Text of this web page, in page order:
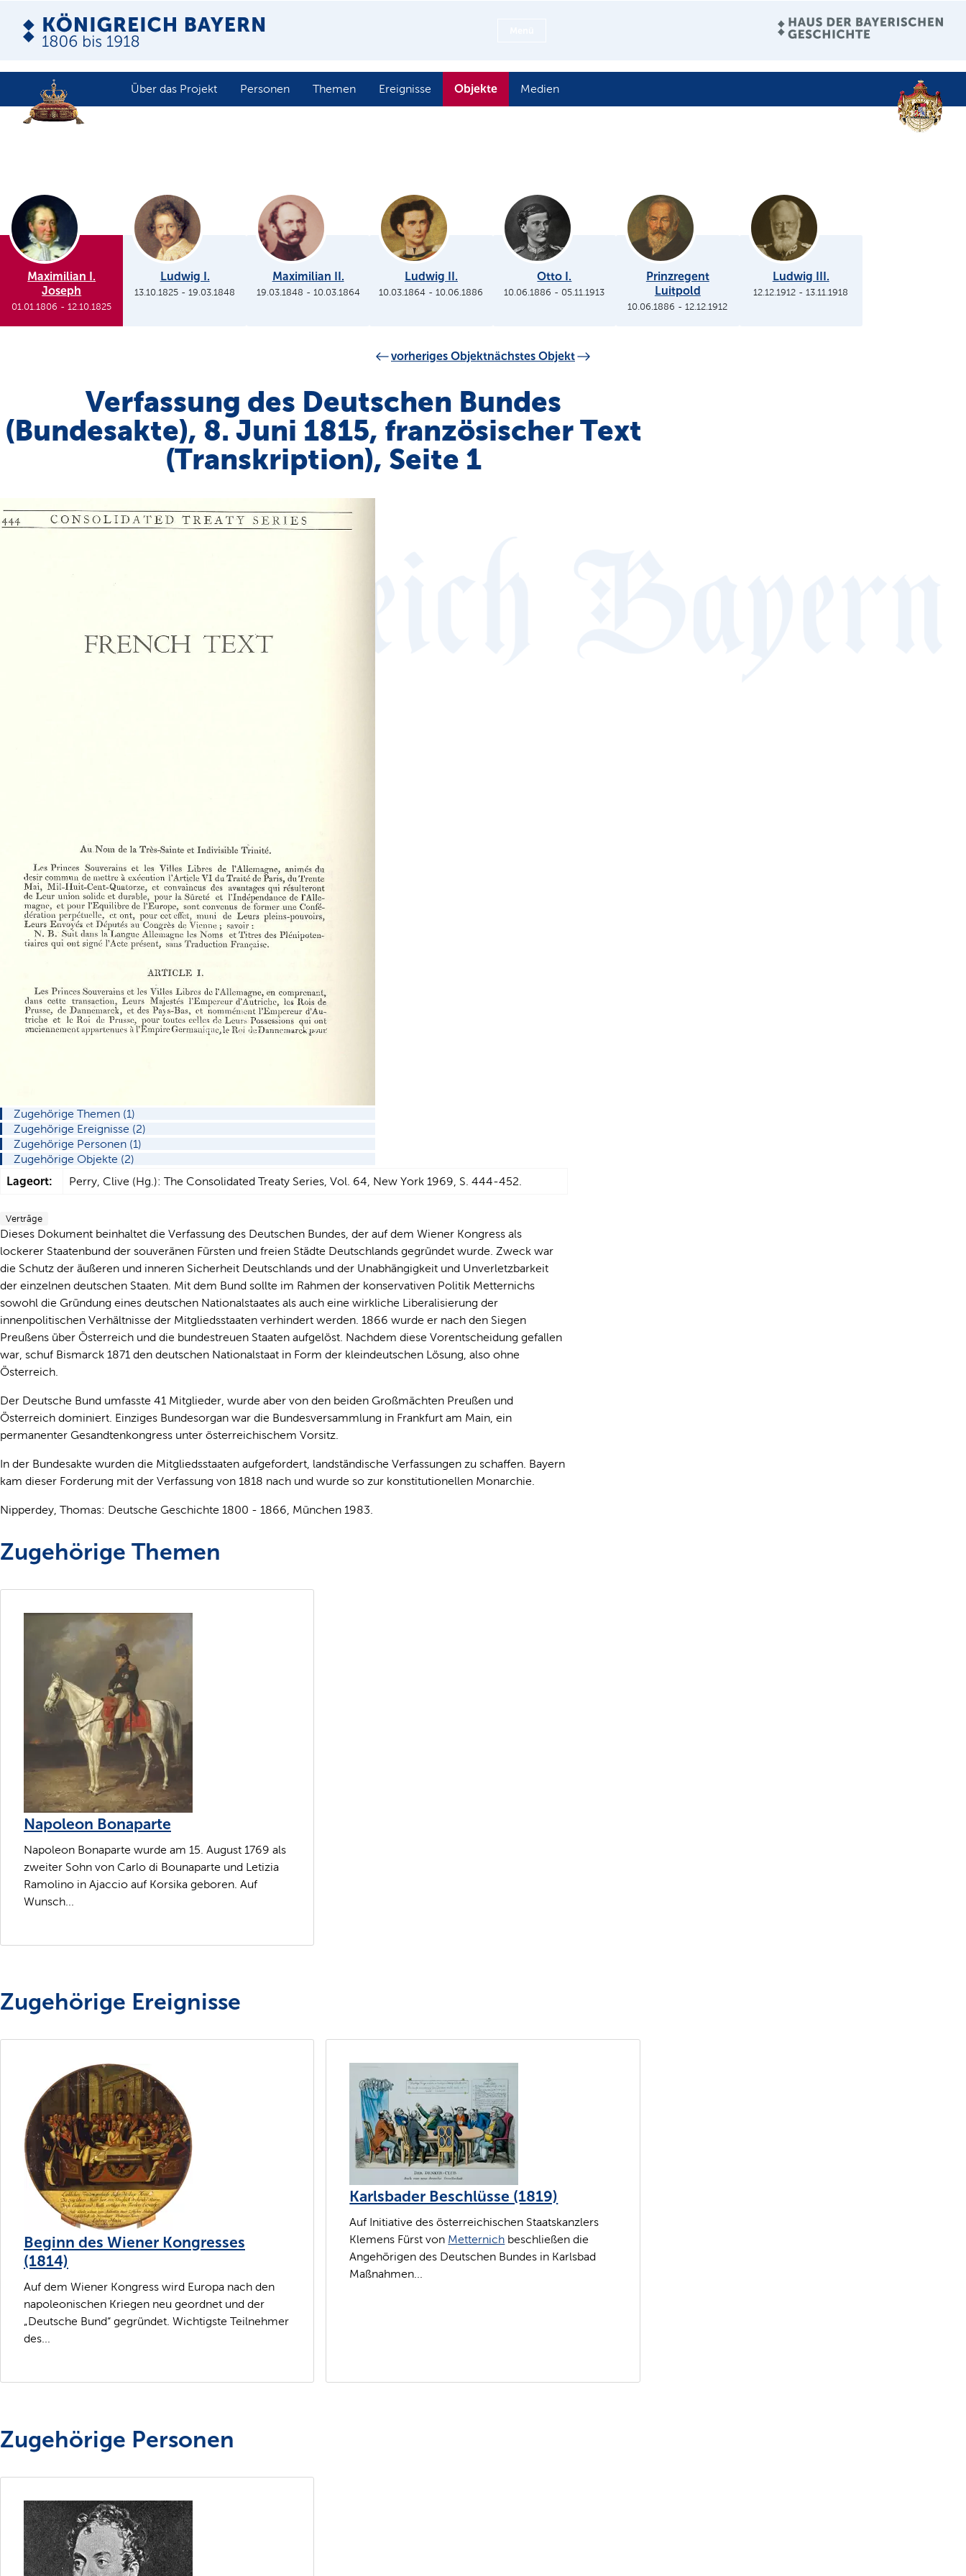
Über das Projekt Personen Themen Ereignisse Objekte Medien
Maximilian I.
Joseph
01.01.1806 -12.10.1825
Ludwig I.
13.10.1825 -19.03.1848
Maximilian II.
19.03.1848 - 10.03.1864
Ludwig II.
10.03.1864 -10.06.1886
Otto I.
10.06.1886 - 05.11.1913
Prinzregent
Luitpold
10.06.1886 -12.12.1912
Ludwig III.
12.12.1912 -13.11.1918
vorheriges Objektnächstes Objekt
Verfassung des Deutschen Bundes
(Bundesakte), 8. Juni 1815, französischer Text
(Transkription), Seite 1
Zugehörige Themen (1)
Zugehörige Ereignisse (2)
Zugehörige Personen (1)
Zugehörige Objekte (2)
Lageort: Perry, Clive (Hg.): The Consolidated Treaty Series, Vol. 64, New York 1969, S. 444-452.
Verträge
Dieses Dokument beinhaltet die Verfassung des Deutschen Bundes, der auf dem Wiener Kongress als
lockerer Staatenbund der souveränen Fürsten und freien Städte Deutschlands gegründet wurde. Zweck war
die Schutz der äußeren und inneren Sicherheit Deutschlands und der Unabhängigkeit und Unverletzbarkeit
der einzelnen deutschen Staaten. Mit dem Bund sollte im Rahmen der konservativen Politik Metternichs
sowohl die Gründung eines deutschen Nationalstaates als auch eine wirkliche Liberalisierung der
innenpolitischen Verhältnisse der Mitgliedsstaaten verhindert werden. 1866 wurde er nach den Siegen
Preußens über Österreich und die bundestreuen Staaten aufgelöst. Nachdem diese Vorentscheidung gefallen
war, schuf Bismarck 1871 den deutschen Nationalstaat in Form der kleindeutschen Lösung, also ohne
Österreich.
Der Deutsche Bund umfasste 41 Mitglieder, wurde aber von den beiden Großmächten Preußen und
Österreich dominiert. Einziges Bundesorgan war die Bundesversammlung in Frankfurt am Main, ein
permanenter Gesandtenkongress unter österreichischem Vorsitz.
In der Bundesakte wurden die Mitgliedsstaaten aufgefordert, landständische Verfassungen zu schaffen. Bayern
kam dieser Forderung mit der Verfassung von 1818 nach und wurde so zur konstitutionellen Monarchie.
Nipperdey, Thomas: Deutsche Geschichte 1800 - 1866, München 1983.
Zugehörige Themen
Napoleon Bonaparte
Napoleon Bonaparte wurde am 15. August 1769 als
zweiter Sohn von Carlo di Bounaparte und Letizia
Ramolino in Ajaccio auf Korsika geboren. Auf
Wunsch...
Zugehörige Ereignisse
Beginn des Wiener Kongresses
(1814)
Auf dem Wiener Kongress wird Europa nach den
napoleonischen Kriegen neu geordnet und der
„Deutsche Bund“ gegründet. Wichtigste Teilnehmer
des...
Karlsbader Beschlüsse (1819)
Auf Initiative des österreichischen Staatskanzlers
Klemens Fürst von Metternich beschließen die
Angehörigen des Deutschen Bundes in Karlsbad
Maßnahmen...
Zugehörige Personen